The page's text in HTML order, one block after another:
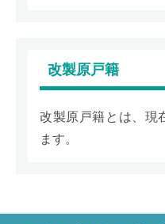
改製原戸籍
改製原戸籍とは、現
ます。